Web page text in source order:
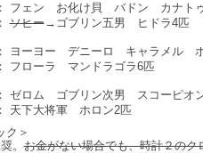
フェン お化け貝 バドン カナ
ソヒー→ゴブリン五男 ヒドラ4匹
ヨーヨー デニーロ キャラメル
フローラ マンドラゴラ6匹
ゼロム ゴブリン次男 スコーピ
天下大将軍 ホロン2匹
ク＞
。お金がない場合でも、時計２のク